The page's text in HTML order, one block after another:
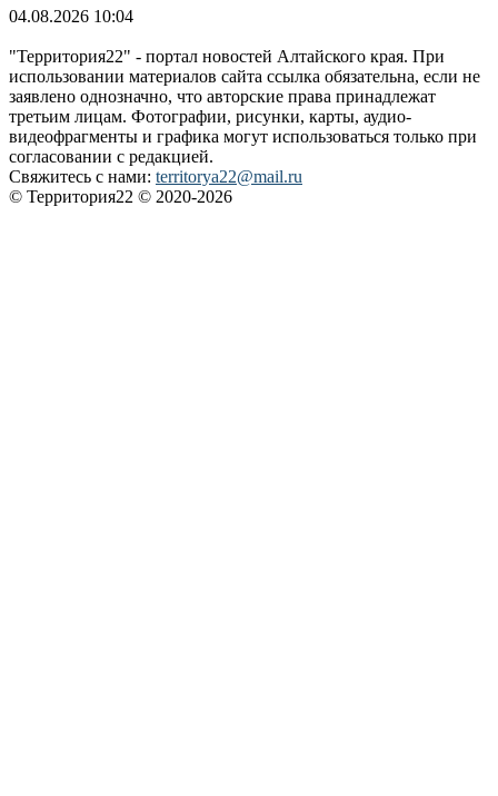
04.08.2026 10:04
"Территория22" - портал новостей Алтайского края. При
использовании материалов сайта ссылка обязательна, если не
заявлено однозначно, что авторские права принадлежат
третьим лицам. Фотографии, рисунки, карты, аудио-
видеофрагменты и графика могут использоваться только при
согласовании с редакцией.
Свяжитесь с нами: territorya22@mail.ru
© Территория22 © 2020-2026